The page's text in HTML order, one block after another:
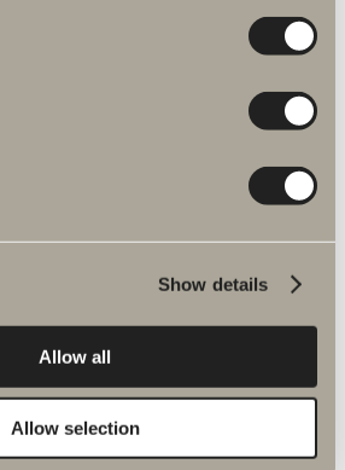
Show details
Allow all
Allow selection
sikkerhetsglass: 6 mm.
Finnes i flere varianter